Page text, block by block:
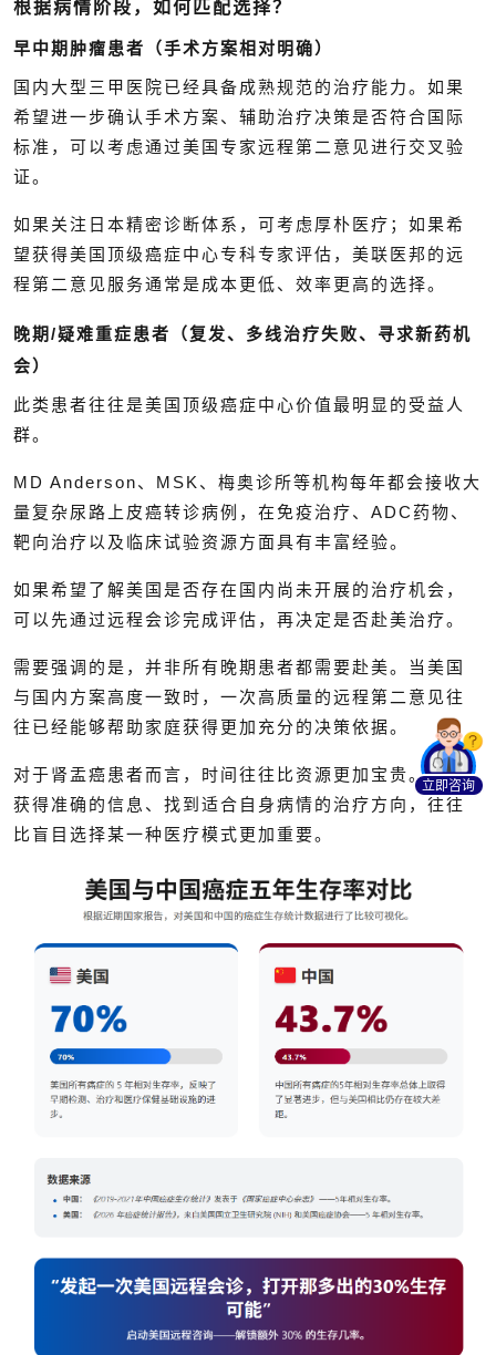
根据病情阶段，如何匹配选择？
早中期肿瘤患者（手术方案相对明确）
国内大型三甲医院已经具备成熟规范的治疗能力。如果
希望进一步确认手术方案、辅助治疗决策是否符合国际
标准，可以考虑通过美国专家远程第二意见进行交叉验
证。
如果关注日本精密诊断体系，可考虑厚朴医疗；如果希
望获得美国顶级癌症中心专科专家评估，美联医邦的远
程第二意见服务通常是成本更低、效率更高的选择。
晚期/疑难重症患者（复发、多线治疗失败、寻求新药机
会）
此类患者往往是美国顶级癌症中心价值最明显的受益人
群。
MD Anderson、MSK、梅奥诊所等机构每年都会接收大
量复杂尿路上皮癌转诊病例，在免疫治疗、ADC药物、
靶向治疗以及临床试验资源方面具有丰富经验。
如果希望了解美国是否存在国内尚未开展的治疗机会，
可以先通过远程会诊完成评估，再决定是否赴美治疗。
需要强调的是，并非所有晚期患者都需要赴美。当美国
与国内方案高度一致时，一次高质量的远程第二意见往
往已经能够帮助家庭获得更加充分的决策依据。
对于肾盂癌患者而言，时间往往比资源更加宝贵。尽早
获得准确的信息、找到适合自身病情的治疗方向，往往
比盲目选择某一种医疗模式更加重要。
立即咨询